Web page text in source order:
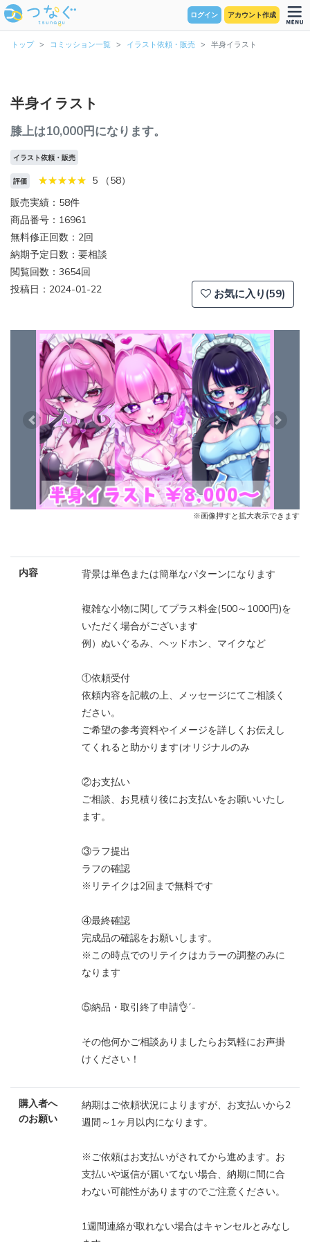
ログイン アカウント作成
トップ コミッション一覧 イラスト依頼・販売 半身イラスト
半身イラスト
膝上は10,000円になります。
イラスト依頼・販売
評価
5 （58）
販売実績：58件
商品番号：16961
無料修正回数：2回
納期予定日数：要相談
閲覧回数：3654回
投稿日：2024-01-22
お気に入り(59)
Previous Next
※画像押すと拡大表示できます
内容 背景は単色または簡単なパターンになります
複雑な小物に関してプラス料金(500～1000円)を
いただく場合がございます
例）ぬいぐるみ、ヘッドホン、マイクなど
①依頼受付
依頼内容を記載の上、メッセージにてご相談く
ださい。
ご希望の参考資料やイメージを詳しくお伝えし
てくれると助かります(オリジナルのみ
②お支払い
ご相談、お見積り後にお支払いをお願いいたし
ます。
③ラフ提出
ラフの確認
※リテイクは2回まで無料です
④最終確認
完成品の確認をお願いします。
※この時点でのリテイクはカラーの調整のみに
なります
⑤納品・取引終了申請👌´-
その他何かご相談ありましたらお気軽にお声掛
けください！
購入者へ
のお願い
納期はご依頼状況によりますが、お支払いから2
週間～1ヶ月以内になります。
※ご依頼はお支払いがされてから進めます。お
支払いや返信が届いてない場合、納期に間に合
わない可能性がありますのでご注意ください。
1週間連絡が取れない場合はキャンセルとみなし